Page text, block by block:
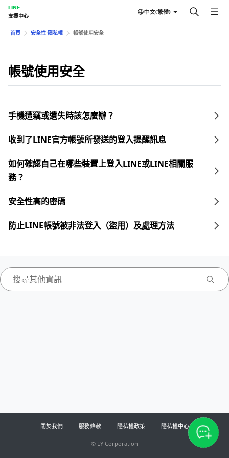
LINE
支援中心
中文(繁體)
首頁 安全性⋅隱私權 帳號使用安全
帳號使用安全
手機遭竊或遺失時該怎麼辦？
收到了LINE官方帳號所發送的登入提醒訊息
如何確認自己在哪些裝置上登入LINE或LINE相關服
務？
安全性高的密碼
防止LINE帳號被非法登入（盜用）及處理方法
關於我們 服務條款 隱私權政策 隱私權中心
© LY Corporation